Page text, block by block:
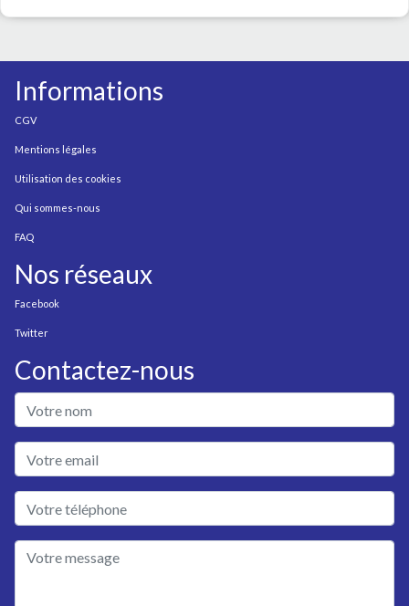
Informations
CGV
Mentions légales
Utilisation des cookies
Qui sommes-nous
FAQ
Nos réseaux
Facebook
Twitter
Contactez-nous